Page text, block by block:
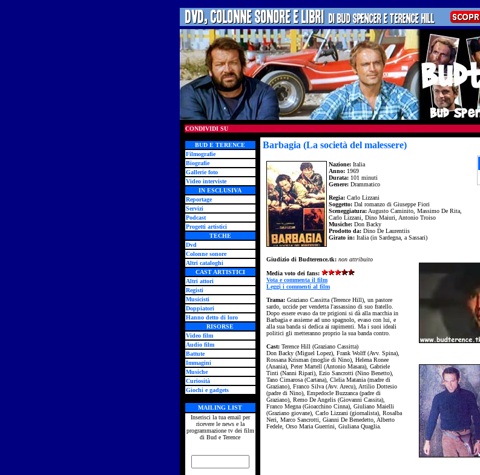
CONDIVIDI SU
BUD E TERENCE
Filmografie
Biografie
Gallerie foto
Video interviste
IN ESCLUSIVA
Reportage
Servizi
Podcast
Progetti artistici
TECHE
Dvd
Colonne sonore
Altri cataloghi
CAST ARTISTICI
Altri attori
Registi
Musicisti
Doppiatori
Hanno detto di loro
RISORSE
Video film
Audio film
Battute
Immagini
Musiche
Curiosità
Giochi e gadgets
MAILING LIST
Inserisci la tua email per
ricevere le news e la
programmazione tv dei film
di Bud e Terence
Barbagia (La società del malessere)
Nazione: Italia
Anno: 1969
Durata: 101 minuti
Genere: Drammatico
Regia: Carlo Lizzani
Soggetto: Dal romanzo di Giuseppe Fiori
Sceneggiatura: Augusto Caminito, Massimo De Rita,
Carlo Lizzani, Dino Maiuri, Antonio Troiso
Musiche: Don Backy
Prodotto da: Dino De Laurentiis
Girato in: Italia (in Sardegna, a Sassari)
Giudizio di Budterence.tk: non attribuito
Media voto dei fans:
Vota e commenta il film
Leggi i commenti al film
Trama: Graziano Cassitta (Terence Hill), un pastore
sardo, uccide per vendetta l'assassino di suo fratello.
Dopo essere evaso da tre prigioni si dà alla macchia in
Barbagia e assieme ad uno spagnolo, evaso con lui, e
alla sua banda si dedica ai rapimenti. Ma i suoi ideali
politici gli metteranno proprio la sua banda contro.
Cast: Terence Hill (Graziano Cassitta)
Don Backy (Miguel Lopez), Frank Wolff (Avv. Spina),
Rossana Krisman (moglie di Nino), Helena Ronee
(Anania), Peter Martell (Antonio Masara), Gabriele
Tinti (Nanni Ripari), Ezio Sancrotti (Nino Benetto),
Tano Cimarosa (Cartana), Clelia Matania (madre di
Graziano), Franco Silva (Avv. Arecu), Attilio Dottesio
(padre di Nino), Empedocle Buzzanca (padre di
Graziano), Remo De Angelis (Giovanni Cassita),
Franco Megna (Gioacchino Cinna), Giuliano Maielli
(Graziano giovane), Carlo Lizzani (giornalista), Rosalba
Neri, Marco Sancrotti, Gianni De Benedetto, Alberto
Fedele, Orso Maria Guerrini, Giuliana Quaglia.